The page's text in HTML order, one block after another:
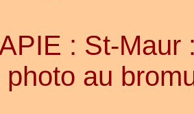
: St-Maur
au